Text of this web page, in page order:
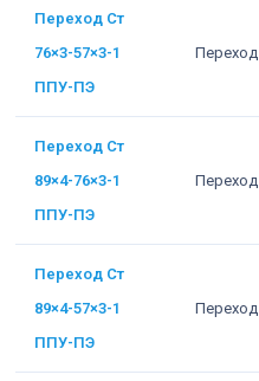
Переход Ст
76×3-57×3-1
ППУ-ПЭ
Переход
Переход Ст
89×4-76×3-1
ППУ-ПЭ
Переход
Переход Ст
89×4-57×3-1
ППУ-ПЭ
Переход